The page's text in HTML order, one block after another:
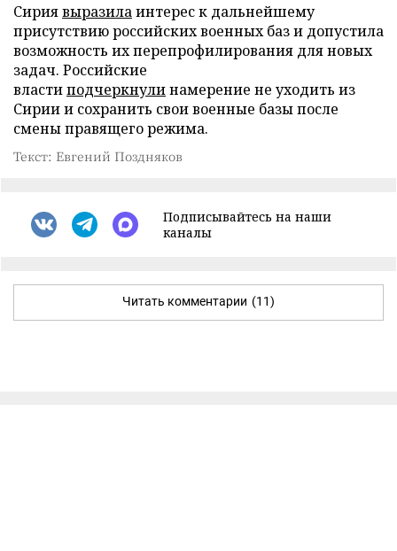
Сириявыразилаинтерес к дальнейшему
присутствию российских военных баз и допустила
возможность их перепрофилирования для новых
задач. Российские
властиподчеркнулинамерение не уходить из
Сирии и сохранить свои военные базы после
смены правящего режима.
Текст: Евгений Поздняков
Подписывайтесь на наши
каналы
Читать комментарии (11)